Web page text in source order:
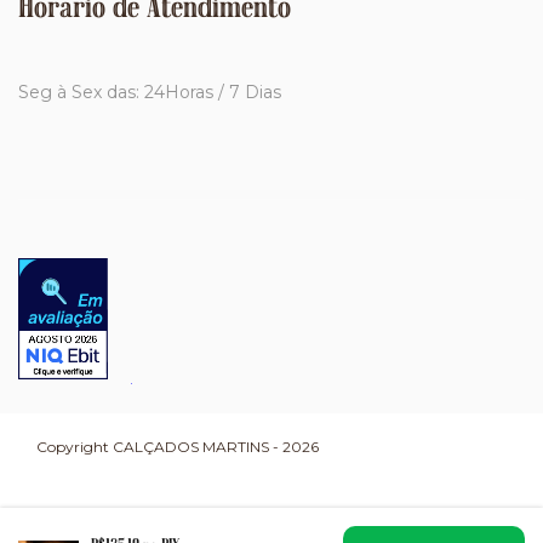
Horário de Atendimento
Seg à Sex das: 24Horas / 7 Dias
Copyright CALÇADOS MARTINS - 2026